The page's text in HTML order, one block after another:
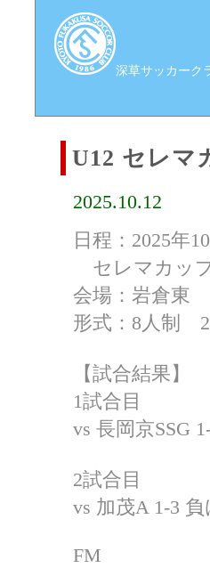
深草サッカーク
U12 セレ
2025.10.12
日程：2025年
セレマカッ
会場：岩倉東
形式：8人制
【試合結果】
1試合目
vs 長岡京SSG
2試合目
vs 加茂A 1-3 負
FM